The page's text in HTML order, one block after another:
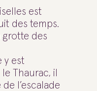
est
des temps.
grotte des
y est
Thaurac, il
l’escalade